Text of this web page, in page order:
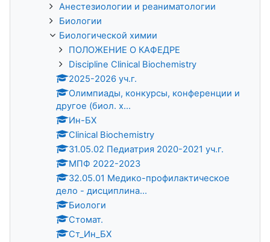
Анестезиологии и реаниматологии
Биологии
Биологической химии
ПОЛОЖЕНИЕ О КАФЕДРЕ
Discipline Clinical Biochemistry
2025-2026 уч.г.
Олимпиады, конкурсы, конференции и
другое (биол. х...
Ин-БХ
Clinical Biochemistry
31.05.02 Педиатрия 2020-2021 уч.г.
МПФ 2022-2023
32.05.01 Медико-профилактическое
дело - дисциплина...
Биологи
Стомат.
Ст_Ин_БХ